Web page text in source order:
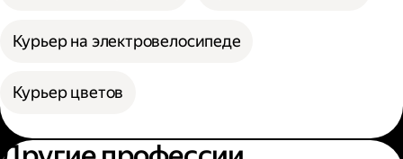
Курьер на электровелосипеде
Курьер цветов